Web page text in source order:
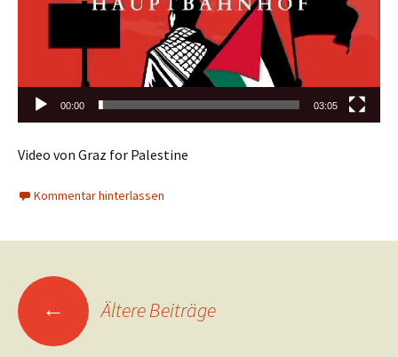
00:00 03:05
Video von Graz for Palestine
Kommentar hinterlassen
Beitragsnavigation
← Ältere Beiträge